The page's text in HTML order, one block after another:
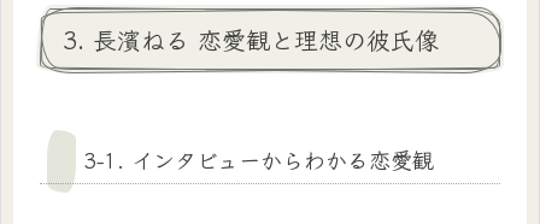
3. 長濱ねる 恋愛観と理想の彼氏像
3-1. インタビューからわかる恋愛観